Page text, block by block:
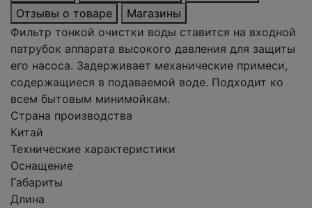
Отзывы о товаре
Магазины
Фильтр тонкой очистки воды ставится на входной
патрубок аппарата высокого давления для защиты
его насоса. Задерживает механические примеси,
содержащиеся в подаваемой воде. Подходит ко
всем бытовым минимойкам.
Страна производства
Китай
Технические характеристики
Оснащение
Габариты
Длина